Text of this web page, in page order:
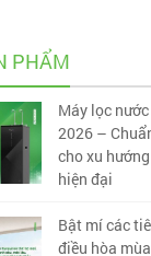
PHẨM
Máy lọc
2026 –
cho xu
hiện đại
Bật mí các
điều hòa